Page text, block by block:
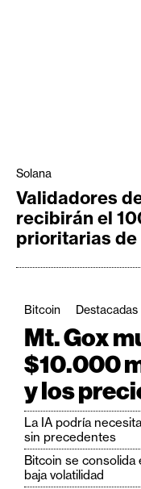
Solana
Validadores
recibirán el
prioritarias de
Bitcoin Destacadas
Mt. Gox
$10.000
y los
La IA podría
sin precedentes
Bitcoin se consolida
baja volatilidad